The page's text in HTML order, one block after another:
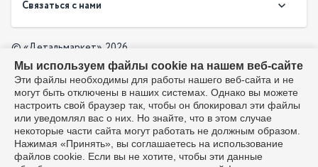
О компании
Доставка
Оптовый прайс-лист
Оплата
Производители
Политика в отношении обработки персональных данных
Скачать прайс в PDF
Связаться с нами
info@detalmarket.ru
Перезвоните мне
© «Детальмаркет», 2026
Разработка:
Все упоминания товарных знаков (включая LADA и АвтоВАЗ)
используются исключительно для указания совместимости
товаров и соответствуют положениям ст. 1487, 1484
Гражданского кодекса РФ. Интернет-магазин не является
официальным дистрибьютором или представителем ПАО
Мы используем файлы cookie на нашем веб-сайте
Эти файлы необходимы для работы нашего веб-сайта и не
могут быть отключены в наших системах. Однако вы можете
настроить свой браузер так, чтобы он блокировал эти файлы
или уведомлял вас о них. Но знайте, что в этом случае
некоторые части сайта могут работать не должным образом.
Нажимая «Принять», вы соглашаетесь на использование
файлов cookie. Если вы не хотите, чтобы эти данные